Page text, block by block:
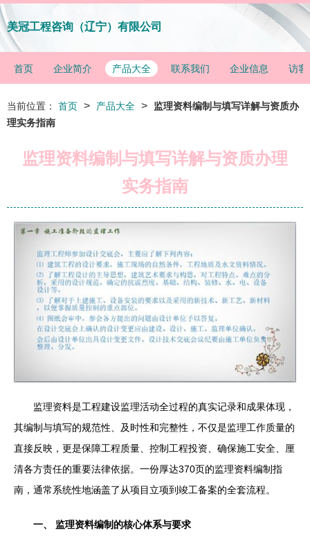
美冠工程咨询（辽宁）有限公司
首页 企业简介 产品大全 联系我们 企业信息 访客
当前位置： 首页 > 产品大全 >
监理资料编制与填写详解与资质办
理实务指南
监理资料编制与填写详解与资质办理
实务指南
监理资料是工程建设监理活动全过程的真实记录和成果体现，
其编制与填写的规范性、及时性和完整性，不仅是监理工作质量的
直接反映，更是保障工程质量、控制工程投资、确保施工安全、厘
清各方责任的重要法律依据。一份厚达370页的监理资料编制指
南，通常系统性地涵盖了从项目立项到竣工备案的全套流程。
一、 监理资料编制的核心体系与要求